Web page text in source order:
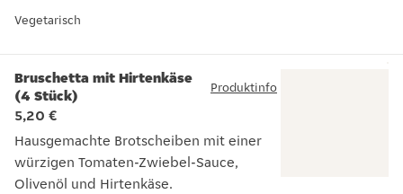
Vegetarisch
Bruschetta mit Hirtenkäse
(4 Stück)
Produktinfo
5,20 €
Hausgemachte Brotscheiben mit einer
würzigen Tomaten-Zwiebel-Sauce,
Olivenöl und Hirtenkäse.